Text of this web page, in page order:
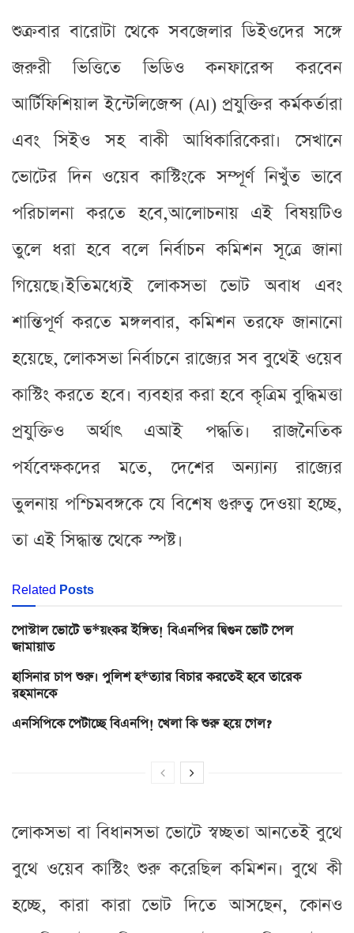
শুক্রবার বারোটা থেকে সবজেলার ডিইওদের সঙ্গে
জরুরী ভিত্তিতে ভিডিও কনফারেন্স করবেন
আর্টিফিশিয়াল ইন্টেলিজেন্স (AI) প্রযুক্তির কর্মকর্তারা
এবং সিইও সহ বাকী আধিকারিকেরা। সেখানে
ভোটের দিন ওয়েব কাস্টিংকে সম্পূর্ণ নিখুঁত ভাবে
পরিচালনা করতে হবে,আলোচনায় এই বিষয়টিও
তুলে ধরা হবে বলে নির্বাচন কমিশন সূত্রে জানা
গিয়েছে।ইতিমধ্যেই লোকসভা ভোট অবাধ এবং
শান্তিপূর্ণ করতে মঙ্গলবার, কমিশন তরফে জানানো
হয়েছে, লোকসভা নির্বাচনে রাজ্যের সব বুথেই ওয়েব
কাস্টিং করতে হবে। ব্যবহার করা হবে কৃত্রিম বুদ্ধিমত্তা
প্রযুক্তিও অর্থাৎ এআই পদ্ধতি। রাজনৈতিক
পর্যবেক্ষকদের মতে, দেশের অন্যান্য রাজ্যের
তুলনায় পশ্চিমবঙ্গকে যে বিশেষ গুরুত্ব দেওয়া হচ্ছে,
তা এই সিদ্ধান্ত থেকে স্পষ্ট।
Related Posts
পোস্টাল ভোটে ভ*য়ংকর ইঙ্গিত! বিএনপির দ্বিগুন ভোট পেল
জামায়াত
হাসিনার চাপ শুরু। পুলিশ হ*ত্যার বিচার করতেই হবে তারেক
রহমানকে
এনসিপিকে পেটাচ্ছে বিএনপি! খেলা কি শুরু হয়ে গেল?
লোকসভা বা বিধানসভা ভোটে স্বচ্ছতা আনতেই বুথে
বুথে ওয়েব কাস্টিং শুরু করেছিল কমিশন। বুথে কী
হচ্ছে, কারা কারা ভোট দিতে আসছেন, কোনও